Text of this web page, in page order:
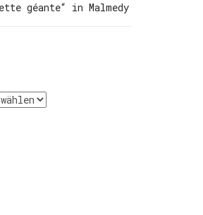
géante“ in Malmedy